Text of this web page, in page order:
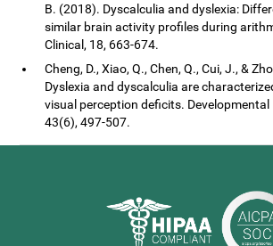
B. (2018). Dyscalculia and dyslexia:
similar brain activity profiles during
Clinical, 18, 663-674.
Cheng, D., Xiao, Q., Chen, Q., Cui, J., &
Dyslexia and dyscalculia are
visual perception deficits. Developmental
43(6), 497-507.